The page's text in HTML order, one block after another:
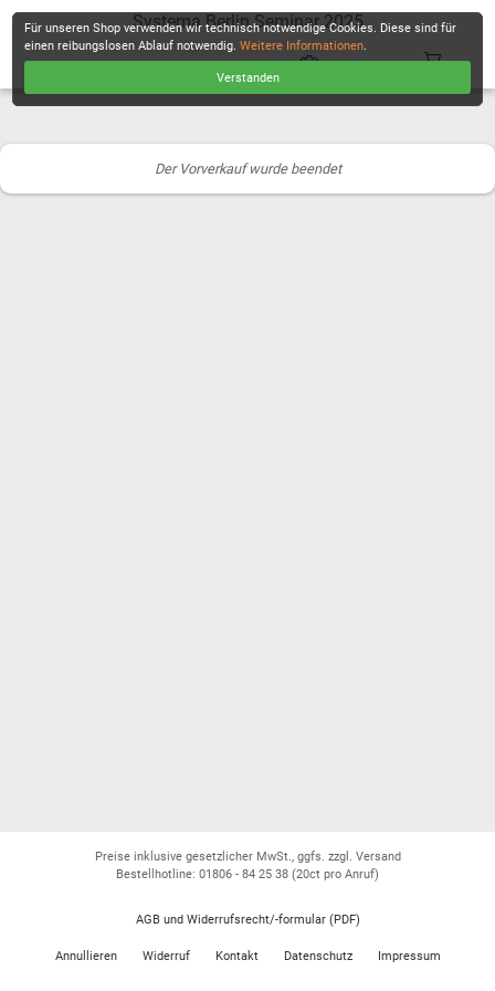
Systema Berlin Seminar 2025
Der Vorverkauf wurde beendet
Für unseren Shop verwenden wir technisch notwendige Cookies. Diese sind für
einen reibungslosen Ablauf notwendig.Weitere Informationen.
Verstanden
Preise inklusive gesetzlicher MwSt., ggfs. zzgl. Versand
Bestellhotline: 01806 - 84 25 38 (20ct pro Anruf)
AGB und Widerrufsrecht/-formular (PDF)
Annullieren Widerruf Kontakt Datenschutz Impressum